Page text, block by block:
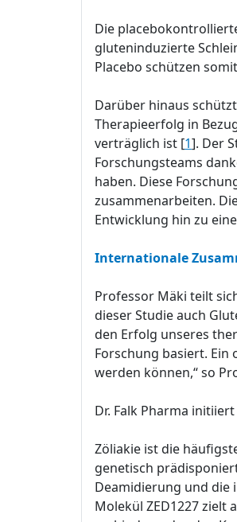
Die
gluteninduzierte
Placebo schützen
Darüber hinaus
Therapieerfolg in
verträglich ist [1]. Der
Forschungsteams
haben. Diese
zusammenarbeiten.
Entwicklung hin zu
Internationale
Professor Mäki teilt
dieser Studie auch
den Erfolg unseres
Forschung basiert.
werden können,“ so
Dr. Falk Pharma
Zöliakie ist die
genetisch
Deamidierung und die
Molekül ZED1227